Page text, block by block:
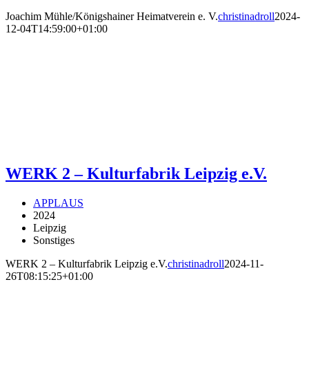
Joachim Mühle/Königshainer Heimatverein e. V.christinadroll2024-
12-04T14:59:00+01:00
WERK 2 – Kulturfabrik Leipzig e.V.
APPLAUS
2024
Leipzig
Sonstiges
WERK 2 – Kulturfabrik Leipzig e.V.christinadroll2024-11-
26T08:15:25+01:00